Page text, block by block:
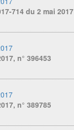
714 du 2 mai 2017
n° 396453
n° 389785